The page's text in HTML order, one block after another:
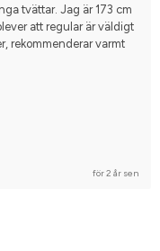
tvättar. Jag är 173 cm
att regular är väldigt
rekommenderar varmt
för 2 år sen